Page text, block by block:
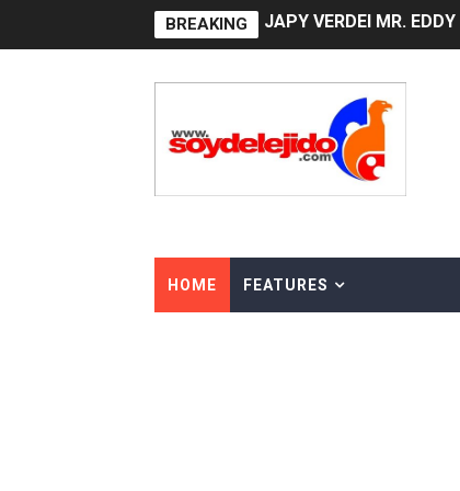
BREAKING Playas públicas y
EDENORTE impulsa
Medallista olímpica
HOME FEATURES